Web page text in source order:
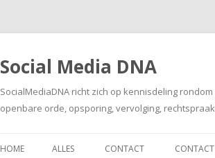
Social Media DNA
SocialMediaDNA richt zich op kennisdeling
openbare orde, opsporing, vervolging,
HOME ALLES CONTACT CONTACT